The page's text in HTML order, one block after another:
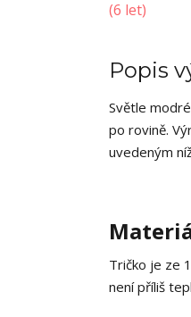
Popis
Světle
po rovině.
uvedeným
Tričko je ze
není příliš